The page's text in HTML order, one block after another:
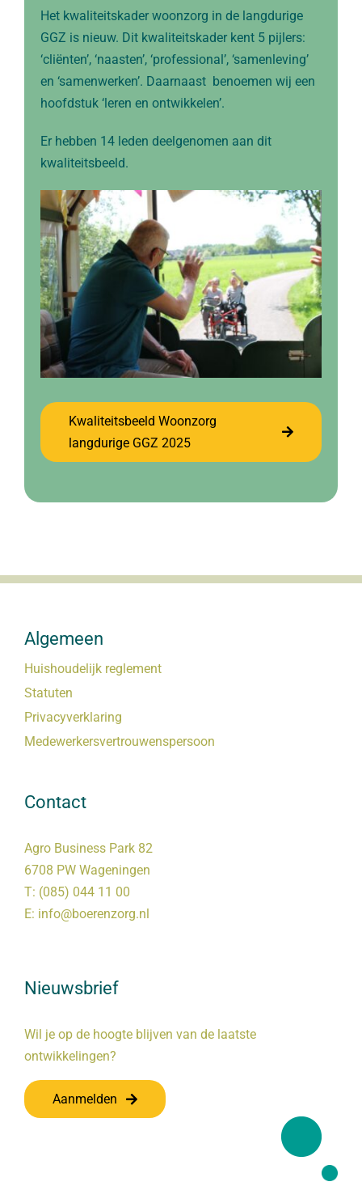
Het kwaliteitskader woonzorg in de langdurige
GGZ is nieuw. Dit kwaliteitskader kent 5 pijlers:
‘cliënten’, ‘naasten’, ‘professional’, ‘samenleving’
en ‘samenwerken’. Daarnaast benoemen wij een
hoofdstuk ‘leren en ontwikkelen’.
Er hebben 14 leden deelgenomen aan dit
kwaliteitsbeeld.
Kwaliteitsbeeld Woonzorg
langdurige GGZ 2025
Algemeen
Huishoudelijk reglement
Statuten
Privacyverklaring
Medewerkersvertrouwenspersoon
Contact
Agro Business Park 82
6708 PW Wageningen
T: (085) 044 11 00
E: info@boerenzorg.nl
Nieuwsbrief
Wil je op de hoogte blijven van de laatste
ontwikkelingen?
Aanmelden